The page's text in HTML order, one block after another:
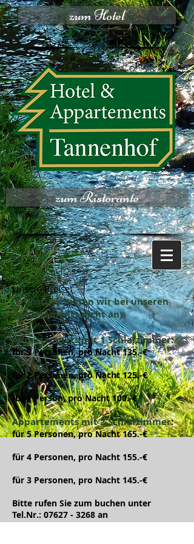
zum Hotel
zum Ristorante
Unsere Preise:
(Frühstück bieten wir bei unseren
Appartements nicht an)
Appartements mit 1 Schlafzimmer:
für 3 Personen, pro Nacht 135.-€
für 2 Personen, pro Nacht 125.-€
für 1 Person, pro Nacht 100.-€
Appartements mit 2 Schlafzimmer:
für 5 Personen, pro Nacht 165.-€
für 4 Personen, pro Nacht 155.-€
für 3 Personen, pro Nacht 145.-€
Bitte rufen Sie zum buchen unter
Tel.Nr.: 07627 - 3268 an
oder schicken Sie uns eine Email: